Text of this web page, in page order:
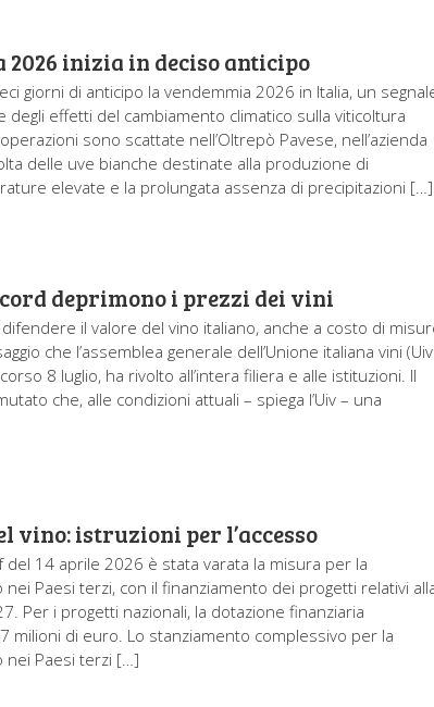
2026 inizia in deciso anticipo
giorni di anticipo la vendemmia 2026 in Italia, un
degli effetti del cambiamento climatico sulla viticoltura
sono scattate nell’Oltrepò Pavese, nell’azienda
delle uve bianche destinate alla produzione di
elevate e la prolungata assenza di precipitazioni […]
deprimono i prezzi dei vini
il valore del vino italiano, anche a costo di
che l’assemblea generale dell’Unione italiana vini
8 luglio, ha rivolto all’intera filiera e alle istituzioni. Il
che, alle condizioni attuali – spiega l’Uiv – una
vino: istruzioni per l’accesso
del 14 aprile 2026 è stata varata la misura per la
Paesi terzi, con il finanziamento dei progetti relativi
Per i progetti nazionali, la dotazione finanziaria
milioni di euro. Lo stanziamento complessivo per la
nei Paesi terzi […]